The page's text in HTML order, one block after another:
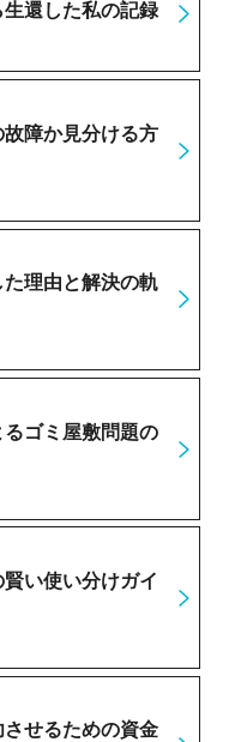
還した私の記録
障か見分ける方
理由と解決の軌
ゴミ屋敷問題の
い使い分けガイ
せるための資金